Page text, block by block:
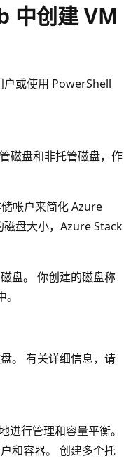
中创建 VM
或使用 PowerShell
磁盘和非托管磁盘，作
帐户来简化 Azure
磁盘大小，Azure Stack
盘。 你创建的磁盘称
。 有关详细信息，请
进行管理和容量平衡。
和容器。 创建多个托